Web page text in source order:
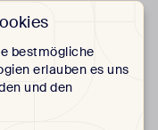
bestmögliche
erlauben es uns
und den